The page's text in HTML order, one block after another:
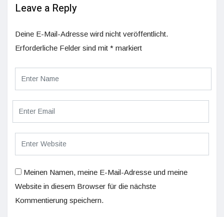
Leave a Reply
Deine E-Mail-Adresse wird nicht veröffentlicht.
Erforderliche Felder sind mit * markiert
Meinen Namen, meine E-Mail-Adresse und meine
Website in diesem Browser für die nächste
Kommentierung speichern.